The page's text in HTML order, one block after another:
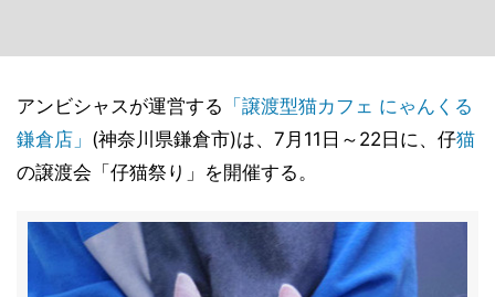
アンビシャスが運営する 「譲渡型猫カフェ にゃんくる
鎌倉店」 (神奈川県鎌倉市)は、7月11日～22日に、仔猫
の譲渡会「仔猫祭り」を開催する。